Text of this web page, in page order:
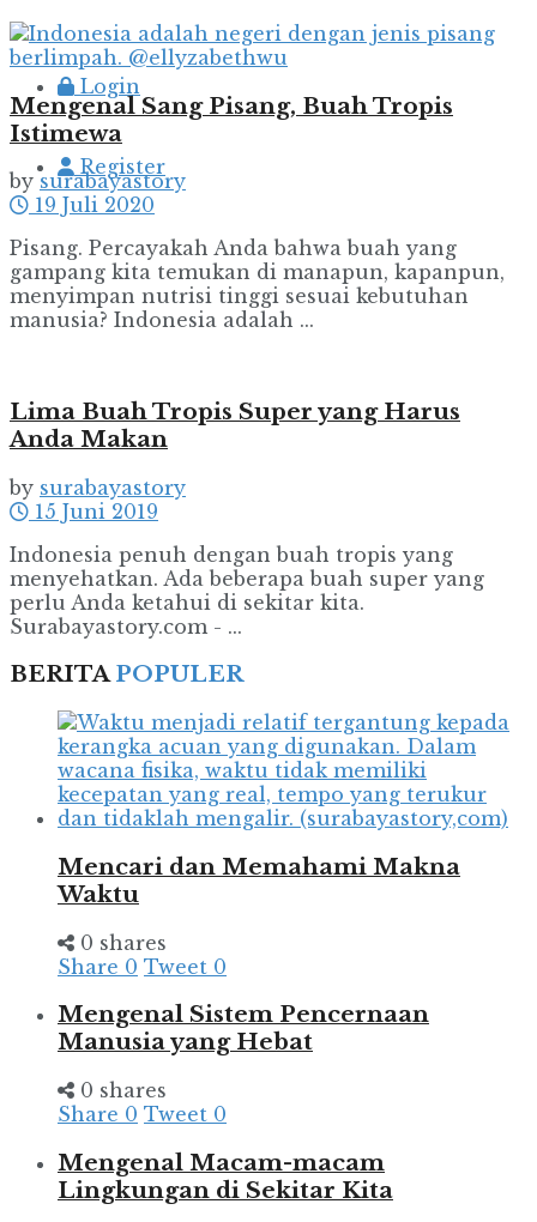
Login
Register
Mengenal Sang Pisang, Buah Tropis
Istimewa
by surabayastory
19 Juli 2020
Pisang. Percayakah Anda bahwa buah yang
gampang kita temukan di manapun, kapanpun,
menyimpan nutrisi tinggi sesuai kebutuhan
manusia? Indonesia adalah ...
Lima Buah Tropis Super yang Harus
Anda Makan
by surabayastory
15 Juni 2019
Indonesia penuh dengan buah tropis yang
menyehatkan. Ada beberapa buah super yang
perlu Anda ketahui di sekitar kita.
Surabayastory.com - ...
BERITAPOPULER
Mencari dan Memahami Makna
Waktu
0 shares
Share 0 Tweet 0
Mengenal Sistem Pencernaan
Manusia yang Hebat
0 shares
Share 0 Tweet 0
Mengenal Macam-macam
Lingkungan di Sekitar Kita